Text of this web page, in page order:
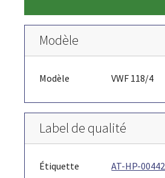
Modèle
Modèle VWF 118/4
Label de qualité
Étiquette
AT-HP-00442